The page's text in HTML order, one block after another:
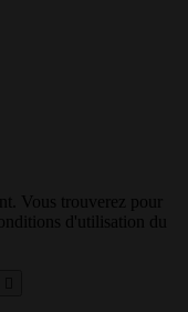
Vous trouverez pour
d'utilisation du